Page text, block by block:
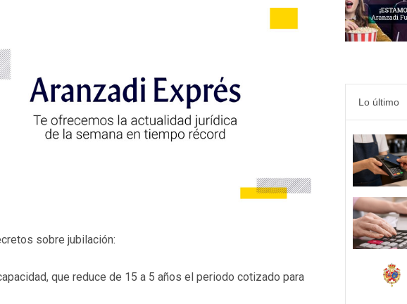
sobre jubilación:
que reduce de 15 a 5 años el periodo cotizado para
Lo último